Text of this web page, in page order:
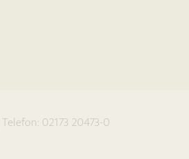
Telefon: 02173 20473-0